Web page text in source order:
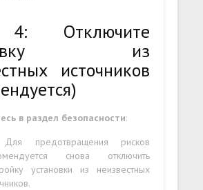
Отключите
из
источников
в раздел безопасности:
Для предотвращения рисков
снова отключить
установки из неизвестных